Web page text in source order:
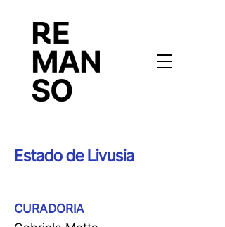
Estado de Livusia
CURADORIA